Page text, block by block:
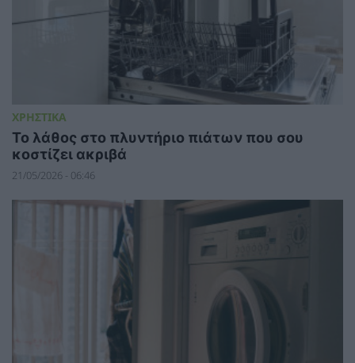
ΧΡΗΣΤΙΚΑ
Το λάθος στο πλυντήριο πιάτων που σου
κοστίζει ακριβά
21/05/2026 - 06:46